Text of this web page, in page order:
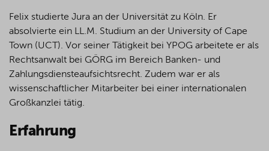
Felix studierte Jura an der Universität zu Köln. Er
absolvierte ein LL.M. Studium an der University of Cape
Town (UCT). Vor seiner Tätigkeit bei YPOG arbeitete er als
Rechtsanwalt bei GÖRG im Bereich Banken- und
Zahlungsdiensteaufsichtsrecht. Zudem war er als
wissenschaftlicher Mitarbeiter bei einer internationalen
Großkanzlei tätig.
Erfahrung